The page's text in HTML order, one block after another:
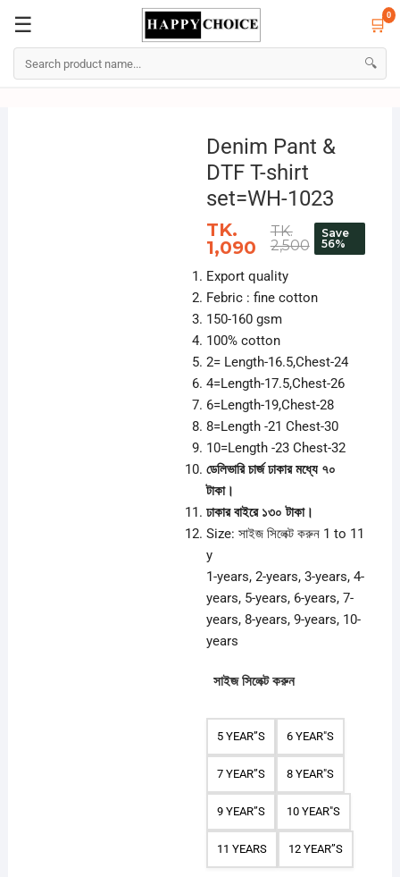
☰ 🛒0
🔍
☰ 🛒0
Denim Pant &
DTF T-shirt
set=WH-1023
TK.
1,090
TK.
2,500
Save
56%
Export quality
Febric : fine cotton
150-160 gsm
100% cotton
2= Length-16.5,Chest-24
4=Length-17.5,Chest-26
6=Length-19,Chest-28
8=Length -21 Chest-30
10=Length -23 Chest-32
ডেলিভারি চার্জ ঢাকার মধ্যে ৭০
টাকা।
ঢাকার বাইরে ১৩০ টাকা।
Size:সাইজ সিলেক্ট করুন 1 to 11
y
1-years, 2-years, 3-years, 4-
years, 5-years, 6-years, 7-
years, 8-years, 9-years, 10-
years
সাইজ সিলেক্ট করুন
5 YEAR”S 6 YEAR"S
7 YEAR”S 8 YEAR"S
9 YEAR”S 10 YEAR"S
11 YEARS 12 YEAR”S